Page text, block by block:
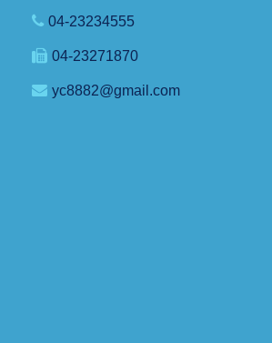
04-23234555
04-23271870
yc8882@gmail.com